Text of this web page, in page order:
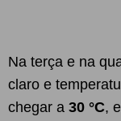
Na terça e na
claro e
chegar a 30 °C,